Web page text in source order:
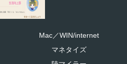
Mac／WIN/internet
マネタイズ